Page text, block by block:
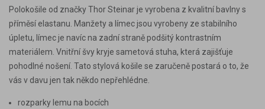
Polokošile od značky Thor Steinar je vyrobena z kvalitní bavlny s
příměsí elastanu. Manžety a límec jsou vyrobeny ze stabilního
úpletu, límec je navíc na zadní straně podšitý kontrastním
materiálem. Vnitřní švy kryje sametová stuha, která zajišťuje
pohodlné nošení. Tato stylová košile se zaručeně postará o to, že
vás v davu jen tak někdo nepřehlédne.
rozparky lemu na bocích